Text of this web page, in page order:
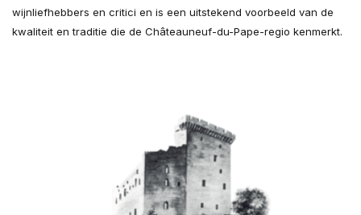
wijnliefhebbers en critici en is een uitstekend voorbeeld van de
kwaliteit en traditie die de Châteauneuf-du-Pape-regio kenmerkt.